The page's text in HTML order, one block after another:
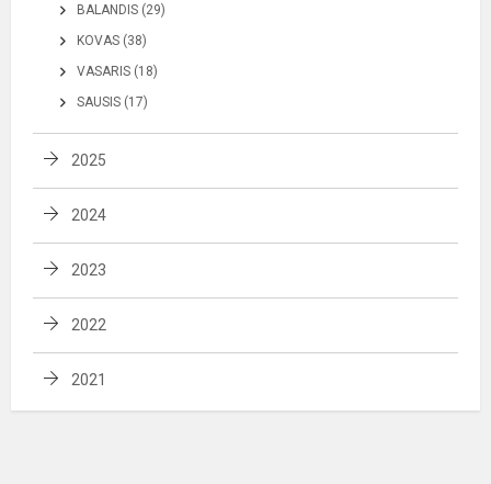
BALANDIS (29)
KOVAS (38)
VASARIS (18)
SAUSIS (17)
2025
2024
2023
2022
2021